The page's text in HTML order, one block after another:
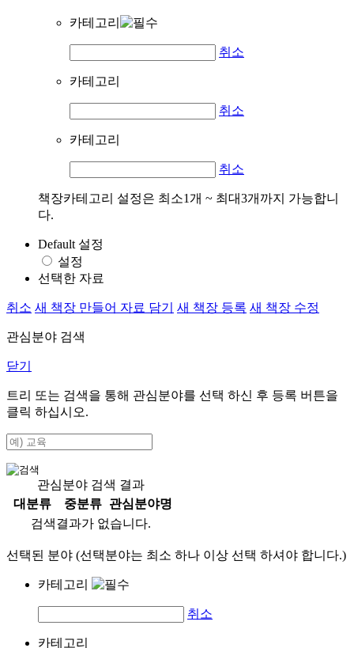
카테고리
취소
카테고리
취소
카테고리
취소
책장카테고리 설정은 최소1개 ~ 최대3개까지 가능합니
다.
Default 설정
설정
선택한 자료
취소 새 책장 만들어 자료 담기 새 책장 등록 새 책장 수정
관심분야 검색
닫기
트리 또는 검색을 통해 관심분야를 선택 하신 후 등록 버튼을
클릭 하십시오.
관심분야 검색 결과
대분류
중분류
관심분야명
검색결과가 없습니다.
선택된 분야 (선택분야는 최소 하나 이상 선택 하셔야 합니다.)
카테고리
취소
카테고리